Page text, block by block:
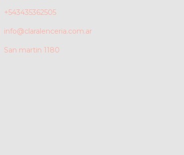
+543435362505
info@claralenceria.com.ar
San martin 1180